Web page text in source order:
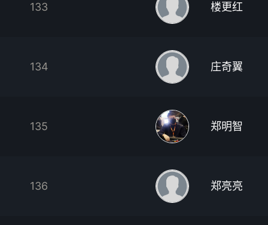
133 楼更红
134 庄奇翼
135 郑明智
136 郑亮亮